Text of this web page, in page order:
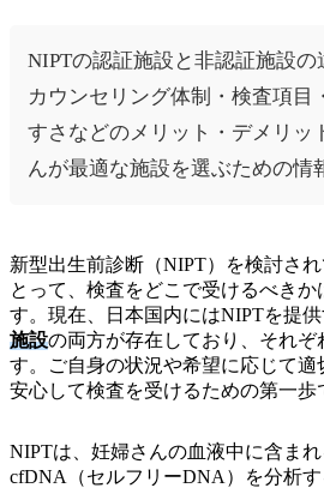
NIPTの認証施設と非認証施設の
カウンセリング体制・検査項目
すさなどのメリット・デメリッ
んが最適な施設を選ぶための情
新型出生前診断（NIPT）を検討さ
とって、検査をどこで受けるべき
す。現在、日本国内にはNIPTを提供
施設の両方が存在しており、それぞ
す。ご自身の状況や希望に応じて適
安心して検査を受けるための第一歩
NIPTは、妊婦さんの血液中に含ま
cfDNA（セルフリーDNA）を分析